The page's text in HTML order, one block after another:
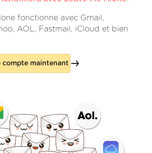
fonctionne avec Gmail,
AOL, Fastmail, iCloud et bien
compte maintenant